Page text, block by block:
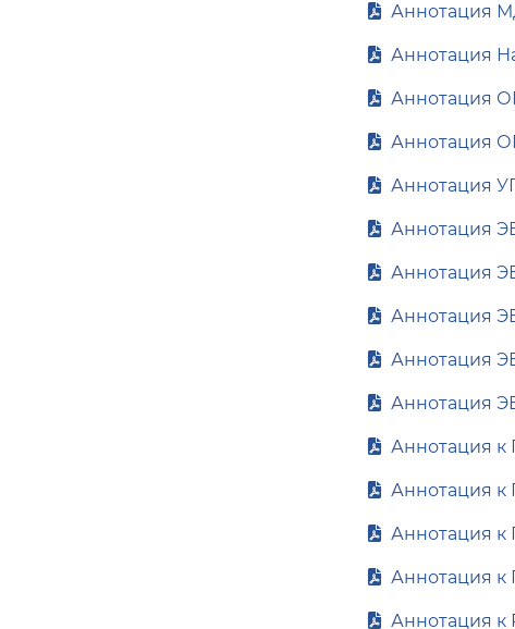
Аннотация
Аннотация
Аннотация
Аннотация
Аннотация
Аннотация
Аннотация
Аннотация
Аннотация
Аннотация
Аннотация к
Аннотация к
Аннотация к
Аннотация к
Аннотация